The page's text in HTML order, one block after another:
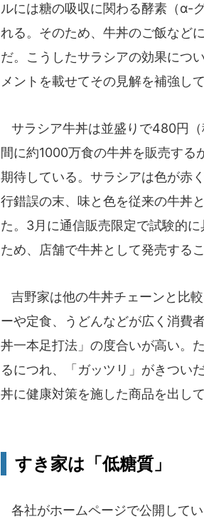
ルには糖の吸収に関わる酵素（α-
れる。そのため、牛丼のご飯など
だ。こうしたサラシアの効果につ
メントを載せてその見解を補強して
サラシア牛丼は並盛りで480円（
間に約1000万食の牛丼を販売する
期待している。サラシアは色が赤
行錯誤の末、味と色を従来の牛丼
た。3月に通信販売限定で試験的
ため、店舗で牛丼として発売する
吉野家は他の牛丼チェーンと比
ーや定食、うどんなどが広く消費
丼一本足打法」の度合いが高い。
るにつれ、「ガッツリ」がきつい
丼に健康対策を施した商品を出し
すき家は「低糖質」
各社がホームページで公開して